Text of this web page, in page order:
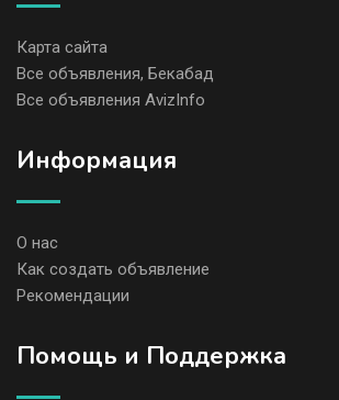
Карта сайта
Все объявления, Бекабад
Все объявления AvizInfo
Информация
О нас
Как создать объявление
Рекомендации
Помощь и Поддержка